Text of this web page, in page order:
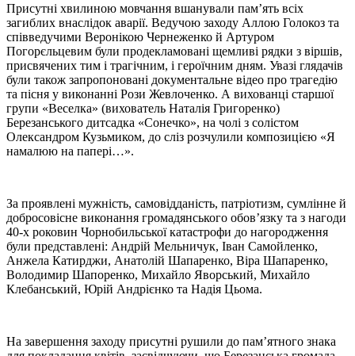
Присутні хвилиною мовчання вшанували пам’ять всіх
загиблих внаслідок аварії. Ведучою заходу Аллою Голокоз та
співведучими Веронікою Чернеженко й Артуром
Погорєльцевим були продекламовані щемливі рядки з віршів,
присвячених тим і трагічним, і героїчним дням. Увазі глядачів
були також запропоновані документальне відео про трагедію
та пісня у виконанні Рози Жевлоченко. А вихованці старшої
групи «Веселка» (вихователь Наталія Григоренко)
Березанського дитсадка «Сонечко», на чолі з солістом
Олександром Кузьмиком, до сліз розчулили композицією «Я
намалюю на папері…».
За проявлені мужність, самовідданість, патріотизм, сумлінне й
добросовісне виконання громадянського обов’язку та з нагоди
40-х роковин Чорнобильської катастрофи до нагородження
були представлені: Андрій Мельничук, Іван Самойленко,
Анжела Катирджи, Анатолій Шапаренко, Віра Шапаренко,
Володимир Шапоренко, Михайло Яворський, Михайло
Клебанський, Юрій Андрієнко та Надія Цьома.
На завершення заходу присутні рушили до пам’ятного знака